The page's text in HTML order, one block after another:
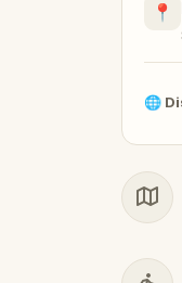
📍
🌐